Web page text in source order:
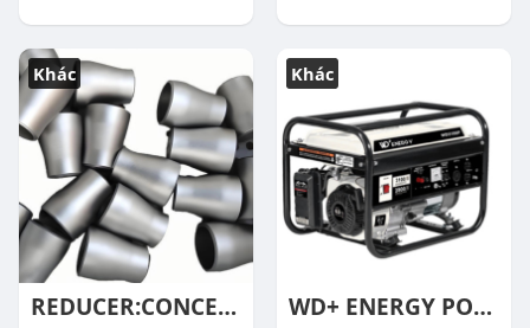
Khác
REDUCER:CONCENTRIC,1X1/2IN,BE,ASTM A403-WP304/304L ,SCH-80S,ASME B16.9
Khác
WD+ ENERGY PORTABLE PETROL GENERATOR SET SELECTION SHEET